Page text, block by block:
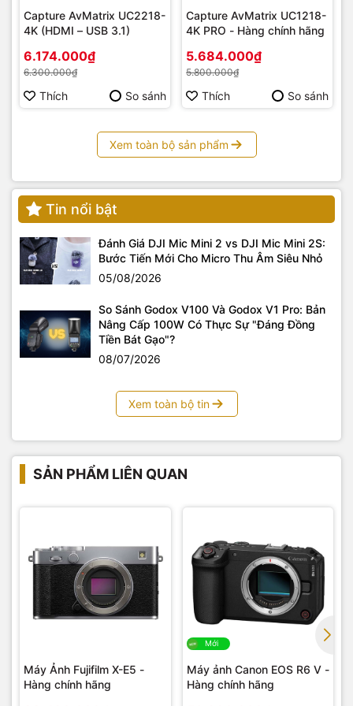
tiếp hoặc bằng cách điều
chỉnh tám thông số như độ
tương phản, độ bão hòa và
bóng để tạo ra những bức
ảnh và video hấp dẫn trong
máy ảnh mà không cần xử lý
lượng và kích thước
Nén ảnh RAW không mất dữ
độ chụp liên tục, máy ảnh có
thể chụp tối đa 27 ảnh ở định
thể chọn từ ba kích cỡ hình
ảnh được nén không mất dữ
liệu (S/M/L). Đối với hình ảnh
lượng “Light” có sẵn để tạo
Mô-đun ổn định hình ảnh
chính xác của A7C II, cảm
Capture AvMatrix UC2218-
4K (HDMI – USB 3.1)
6.174.000₫
6.300.000₫
Thích So sánh
Capture AvMatrix UC1218-
4K PRO - Hàng chính hãng
5.684.000₫
5.800.000₫
Thích So sánh
Xem toàn bộ sản phẩm
Tin nổi bật
Đánh Giá DJI Mic Mini 2 vs DJI Mic Mini 2S:
Bước Tiến Mới Cho Micro Thu Âm Siêu Nhỏ
05/08/2026
So Sánh Godox V100 Và Godox V1 Pro: Bản
Nâng Cấp 100W Có Thực Sự "Đáng Đồng
Tiền Bát Gạo"?
08/07/2026
Xem toàn bộ tin
SẢN PHẨM LIÊN QUAN
Máy Ảnh Fujifilm X-E5 -
Hàng chính hãng
Mới
Máy ảnh Canon EOS R6 V -
Hàng chính hãng